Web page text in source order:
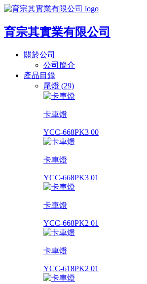
育宗其實業有限公司
關於公司
公司簡介
產品目錄
尾燈 (29)
卡車燈
YCC-668PK3 00
卡車燈
YCC-668PK3 01
卡車燈
YCC-668PK2 01
卡車燈
YCC-618PK2 01